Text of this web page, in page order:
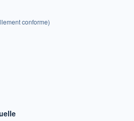
conforme)